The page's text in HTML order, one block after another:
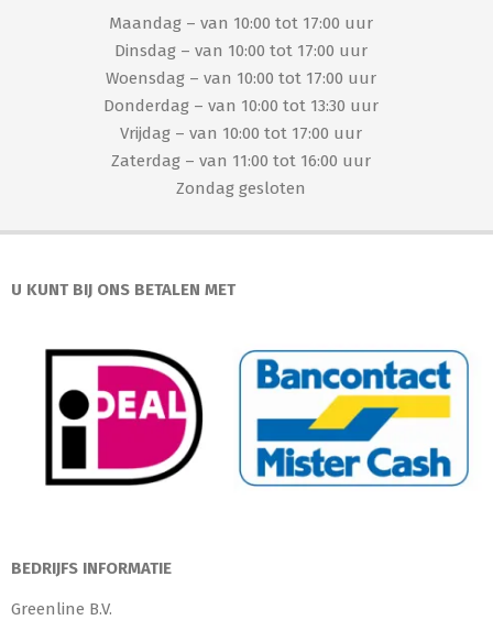
Maandag – van 10:00 tot 17:00 uur
Dinsdag – van 10:00 tot 17:00 uur
Woensdag – van 10:00 tot 17:00 uur
Donderdag – van 10:00 tot 13:30 uur
Vrijdag – van 10:00 tot 17:00 uur
Zaterdag – van 11:00 tot 16:00 uur
Zondag gesloten
U KUNT BIJ ONS BETALEN MET
BEDRIJFS INFORMATIE
Greenline B.V.